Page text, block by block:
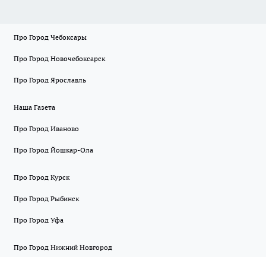
Про Город Чебоксары
Про Город Новочебоксарск
Про Город Ярославль
Наша Газета
Про Город Иваново
Про Город Йошкар-Ола
Про Город Курск
Про Город Рыбинск
Про Город Уфа
Про Город Нижний Новгород